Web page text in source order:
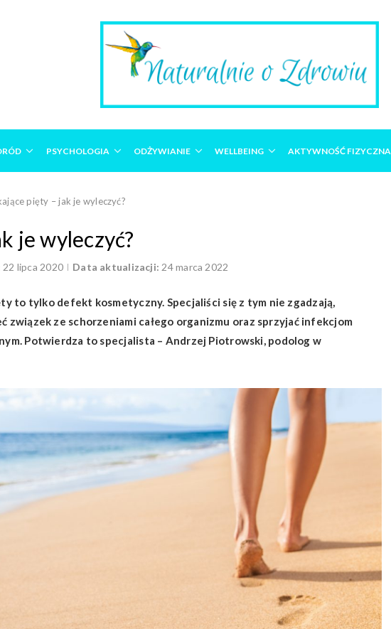
PSYCHOLOGIA ODŻYWIANIE WELLBEING AKTYWNOŚĆ FIZYCZNA
pięty – jak je wyleczyć?
je wyleczyć?
22 lipca 2020 Data aktualizacji: 24 marca 2022
to tylko defekt kosmetyczny. Specjaliści się z tym nie zgadzają,
związek ze schorzeniami całego organizmu oraz sprzyjać infekcjom
Potwierdza to specjalista – Andrzej Piotrowski, podolog w